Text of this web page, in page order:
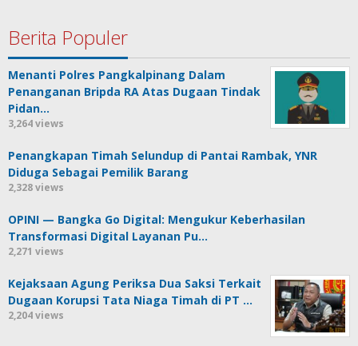
Berita Populer
Menanti Polres Pangkalpinang Dalam
Penanganan Bripda RA Atas Dugaan Tindak
Pidan…
3,264 views
Penangkapan Timah Selundup di Pantai Rambak, YNR
Diduga Sebagai Pemilik Barang
2,328 views
OPINI — Bangka Go Digital: Mengukur Keberhasilan
Transformasi Digital Layanan Pu…
2,271 views
Kejaksaan Agung Periksa Dua Saksi Terkait
Dugaan Korupsi Tata Niaga Timah di PT …
2,204 views